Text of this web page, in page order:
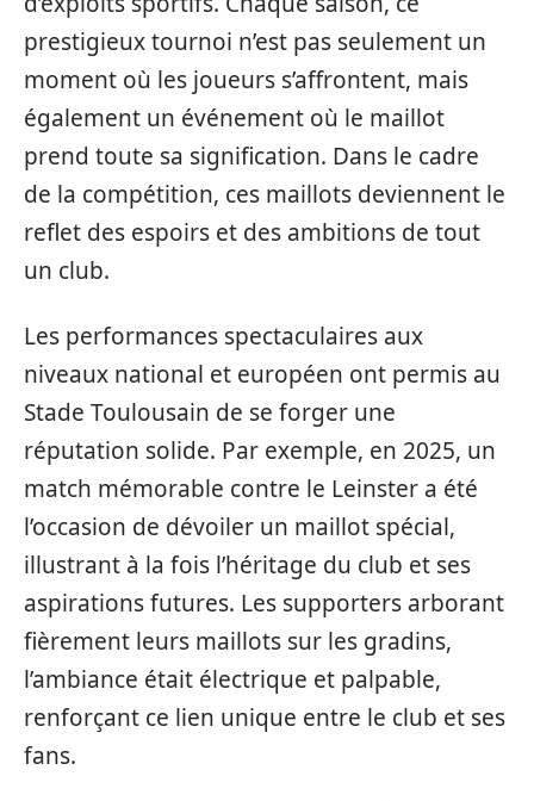
prestigieux tournoi n’est pas seulement un
moment où les joueurs s’affrontent, mais
également un événement où le maillot
prend toute sa signification. Dans le cadre
de la compétition, ces maillots deviennent le
reflet des espoirs et des ambitions de tout
un club.
Les performances spectaculaires aux
niveaux national et européen ont permis au
Stade Toulousain de se forger une
réputation solide. Par exemple, en 2025, un
match mémorable contre le Leinster a été
l’occasion de dévoiler un maillot spécial,
illustrant à la fois l’héritage du club et ses
aspirations futures. Les supporters arborant
fièrement leurs maillots sur les gradins,
l’ambiance était électrique et palpable,
renforçant ce lien unique entre le club et ses
fans.